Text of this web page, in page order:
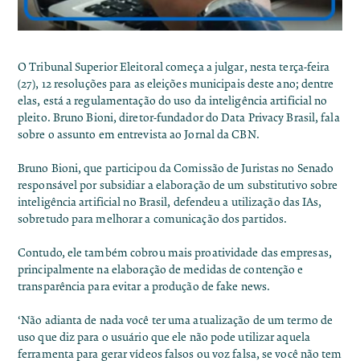
O Tribunal Superior Eleitoral começa a julgar, nesta terça-feira
(27), 12 resoluções para as eleições municipais deste ano; dentre
elas, está a regulamentação douso da inteligência artificial no
pleito. Bruno Bioni, diretor-fundador do Data Privacy Brasil, fala
sobre o assunto em entrevista aoJornal da CBN.
Bruno Bioni, que participou da Comissão de Juristas no Senado
responsável por subsidiar a elaboração de um substitutivo sobre
inteligência artificial no Brasil, defendeu a utilização das IAs,
sobretudo para melhorar a comunicação dos partidos.
Contudo, ele também cobrou mais proatividade das empresas,
principalmente na elaboração de medidas de contenção e
transparência para evitar a produção de fake news.
‘Não adianta de nada você ter uma atualização de um termo de
uso que diz para o usuário que ele não pode utilizar aquela
ferramenta para gerar vídeos falsos ou voz falsa, se você não tem